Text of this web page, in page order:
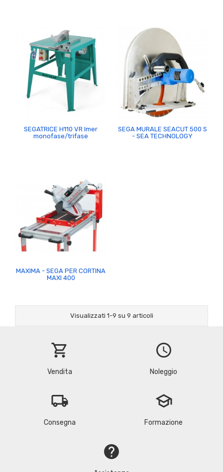
SEGATRICE H110 VR Imer
monofase/trifase
SEGA MURALE SEACUT 500 S
- SEA TECHNOLOGY
MAXIMA - SEGA PER CORTINA
MAXI 400
Visualizzati 1-9 su 9 articoli
shopping_cart
Vendita
schedule
Noleggio
local_shipping
Consegna
school
Formazione
help